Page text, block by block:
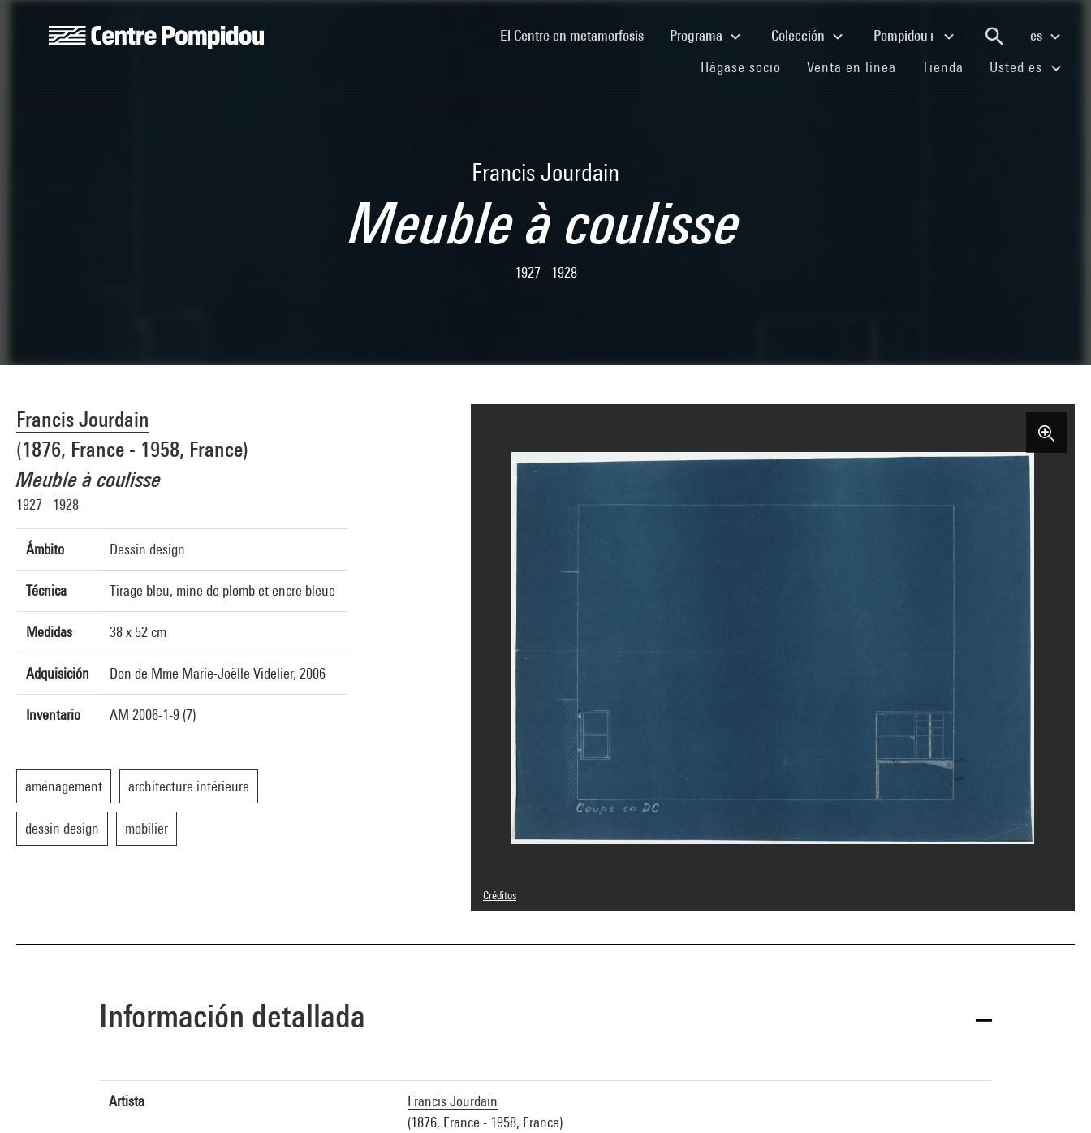
El Centre en metamorfosis(current)Programa Colección Pompidou+
es
Hágase socio (current)
Venta en línea (current)
Tienda (current)
Usted es
Francis Jourdain
Meuble à coulisse
1927 - 1928
Francis Jourdain
(1876, France - 1958, France)
Meuble à coulisse
1927 - 1928
Ámbito Dessin design
Técnica Tirage bleu, mine de plomb et encre bleue
Medidas 38 x 52 cm
Adquisición Don de Mme Marie-Joëlle Videlier, 2006
Inventario AM 2006-1-9 (7)
aménagement architecture intérieure
dessin design mobilier
Créditos
© Adagp, Paris
Referencia de la imagen : 4N41226
Información detallada
Artista
Francis Jourdain
(1876, France - 1958, France)